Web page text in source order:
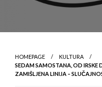
HOMEPAGE
KULTURA
SEDAM SAMOSTANA, OD IRSKE
ZAMIŠLJENA LINIJA –